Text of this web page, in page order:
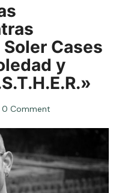
Cases
y
0 Comment